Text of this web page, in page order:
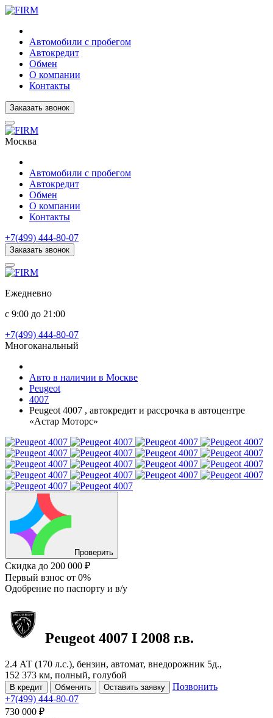
Автомобили с пробегом
Автокредит
Обмен
О компании
Контакты
Заказать звонок
Москва
Автомобили с пробегом
Автокредит
Обмен
О компании
Контакты
+7(499) 444-80-07
Заказать звонок
Ежедневно
с 9:00 до 21:00
+7(499) 444-80-07
Многоканальный
Авто в наличии в Москве
Peugeot
4007
Peugeot 4007 , автокредит и рассрочка в автоцентре
«Астар Моторс»
Проверить
Скидка до 200 000 ₽
Первый взнос от 0%
Одобрение по паспорту и в/у
Peugeot 4007 I 2008 г.в.
2.4 АТ (170 л.с.), бензин, автомат, внедорожник 5д.,
152 373 км, полный, голубой
В кредит Обменять Оставить заявку
Позвонить
+7(499) 444-80-07
730 000 ₽